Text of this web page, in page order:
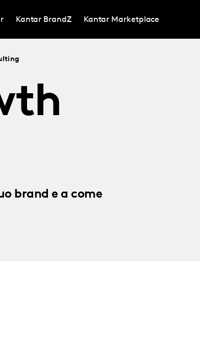
Kantar BrandZ Kantar Marketplace
brand e a come